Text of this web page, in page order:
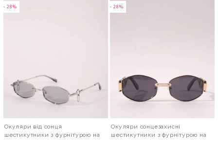
- 28%
Окуляри від сонця
шестикутники з фурнітурою на
- 28%
Окуляри сонцезахисні
шестикутники з фурнітурою на